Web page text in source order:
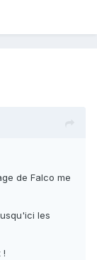
de Falco me
les
!